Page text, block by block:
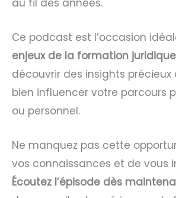
au fil des années.
Ce podcast est l’occasion
enjeux de la formation juridique
découvrir des insights précieux
bien influencer votre parcours
ou personnel.
Ne manquez pas cette
vos connaissances et de vous
Écoutez l’épisode dès